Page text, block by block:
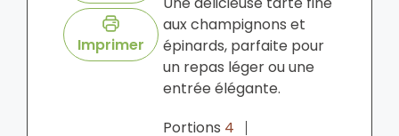
Imprimer
aux champignons et
épinards, parfaite pour
un repas léger ou une
entrée élégante.
Portions 4